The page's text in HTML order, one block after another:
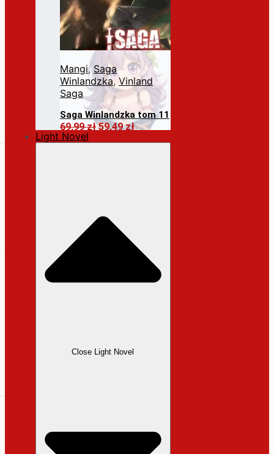
Mangi, Saga
Winlandzka, Vinland
Saga
Saga Winlandzka tom 11
69,99złPierwotna
59,49złAktualna
Dodaj do koszyka
Light Novel
Close Light Novel